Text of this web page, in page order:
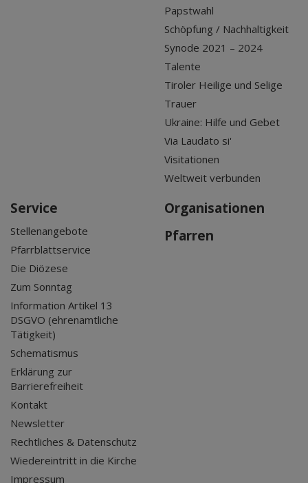
Papstwahl
Schöpfung / Nachhaltigkeit
Synode 2021 – 2024
Talente
Tiroler Heilige und Selige
Trauer
Ukraine: Hilfe und Gebet
Via Laudato si'
Visitationen
Weltweit verbunden
Service
Stellenangebote
Pfarrblattservice
Die Diözese
Zum Sonntag
Information Artikel 13
DSGVO (ehrenamtliche
Tätigkeit)
Schematismus
Erklärung zur
Barrierefreiheit
Kontakt
Newsletter
Rechtliches & Datenschutz
Wiedereintritt in die Kirche
Impressum
Organisationen
Pfarren